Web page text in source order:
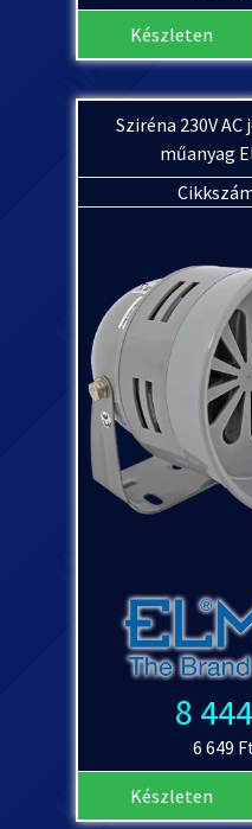
Készleten
Sziréna 230V
műanyag
8
6 649
Készleten